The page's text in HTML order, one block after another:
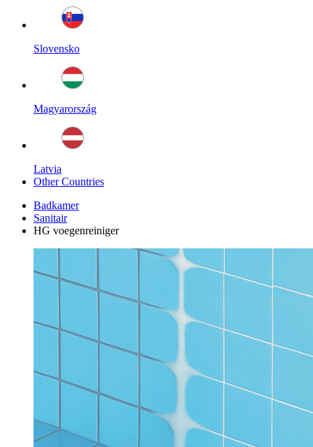
Slovensko
Magyarország
Latvia
Other Countries
Badkamer
Sanitair
HG voegenreiniger